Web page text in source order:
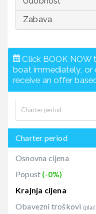
Zabava
Click BOOK NOW
boat immediately, or
receive an offer
Charter period
Osnovna cijena
Popust (-0%)
Krajnja cijena
Obavezni troškovi